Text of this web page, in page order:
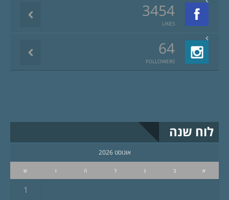
3454
LIKES
64
FOLLOWERS
לוח שנה
אוגוסט 2026
א ב ג ד ה ו ש
1